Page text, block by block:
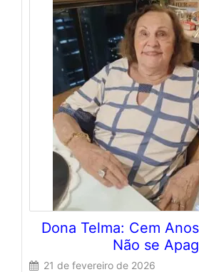
Dona Telma: Cem
Não se
21 de fevereiro de 2026